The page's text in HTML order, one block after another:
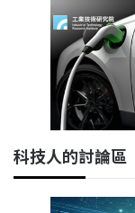
科技人的討論區